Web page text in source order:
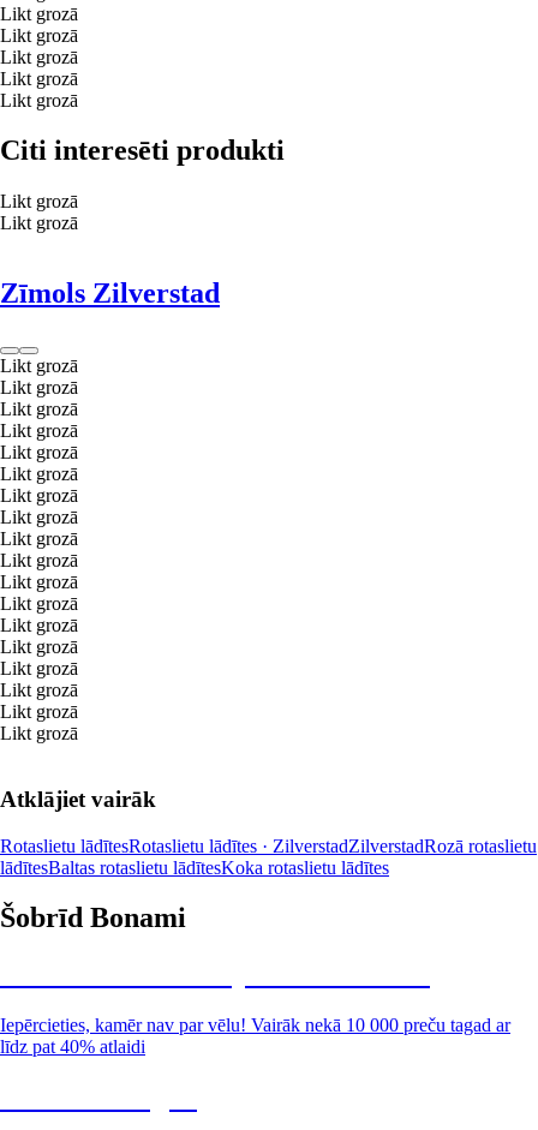
Likt grozā
Likt grozā
Likt grozā
Likt grozā
Likt grozā
Citi interesēti produkti
Likt grozā
Likt grozā
Zīmols Zilverstad
Likt grozā
Likt grozā
Likt grozā
Likt grozā
Likt grozā
Likt grozā
Likt grozā
Likt grozā
Likt grozā
Likt grozā
Likt grozā
Likt grozā
Likt grozā
Likt grozā
Likt grozā
Likt grozā
Likt grozā
Likt grozā
Atklājiet vairāk
Rotaslietu lādītesRotaslietu lādītes · ZilverstadZilverstadRozā rotaslietu
lādītesBaltas rotaslietu lādītesKoka rotaslietu lādītes
Šobrīd Bonami
Iepērcieties, kamēr nav par vēlu! Vairāk nekā 10 000 preču tagad ar
līdz pat 40% atlaidi